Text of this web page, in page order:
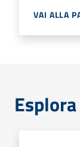
VAI ALLA